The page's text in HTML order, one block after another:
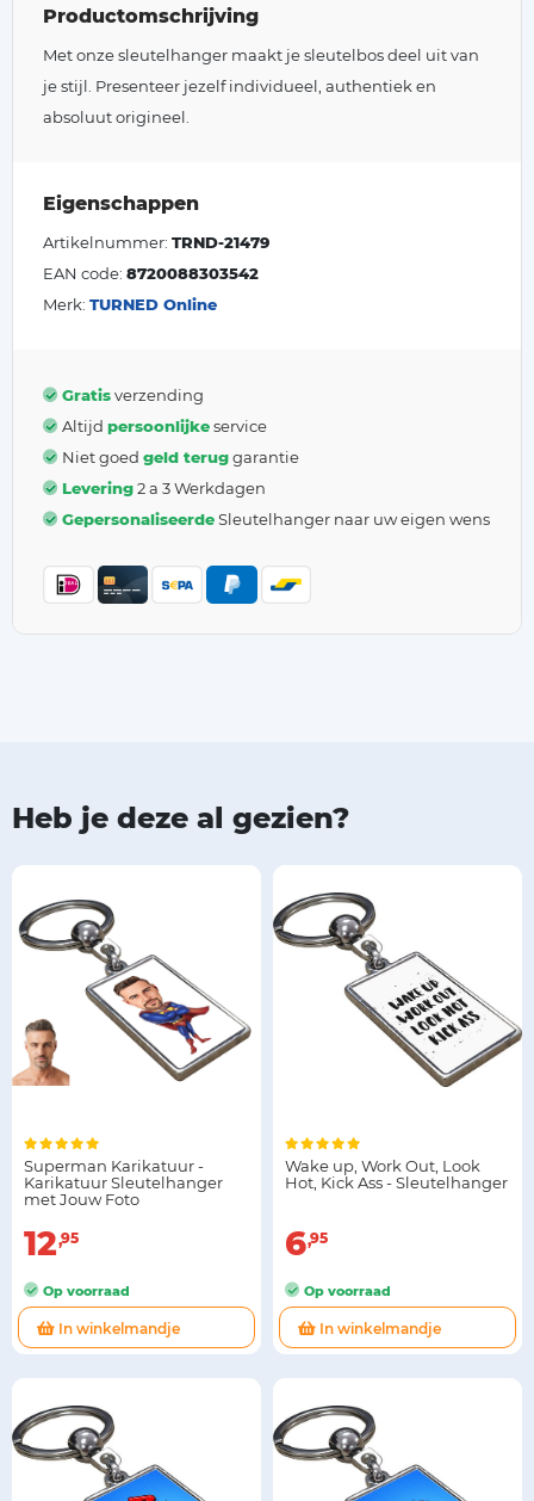
Productomschrijving
Met onze sleutelhanger maakt je sleutelbos deel uit van
je stijl. Presenteer jezelf individueel, authentiek en
absoluut origineel.
Eigenschappen
Artikelnummer: TRND-21479
EAN code: 8720088303542
Merk: TURNED Online
Gratisverzending
Altijd persoonlijkeservice
Niet goed geld teruggarantie
Levering2 a 3 Werkdagen
GepersonaliseerdeSleutelhanger naar uw eigen wens
Heb je deze al gezien?
Superman Karikatuur -
Karikatuur Sleutelhanger
met Jouw Foto
12 95
Op voorraad
In winkelmandje
Wake up, Work Out, Look
Hot, Kick Ass - Sleutelhanger
6 95
Op voorraad
In winkelmandje